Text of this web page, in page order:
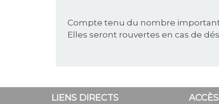
Compte tenu du nombre
Elles seront rouvertes en cas de
LIENS DIRECTS